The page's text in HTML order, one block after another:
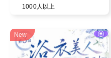
ーズやスパイスを駆使した
1000人以上
New